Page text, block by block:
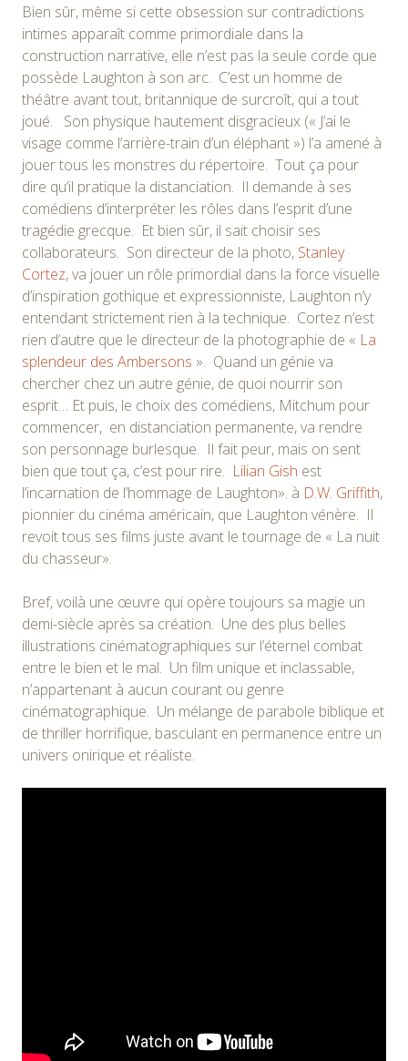
Bien sûr, même si cette obsession sur contradictions
intimes apparaît comme primordiale dans la
construction narrative, elle n’est pas la seule corde que
possède Laughton à son arc. C’est un homme de
théâtre avant tout, britannique de surcroît, qui a tout
joué. Son physique hautement disgracieux (« J’ai le
visage comme l’arrière-train d’un éléphant ») l’a amené à
jouer tous les monstres du répertoire. Tout ça pour
dire qu’il pratique la distanciation. Il demande à ses
comédiens d’interpréter les rôles dans l’esprit d’une
tragédie grecque. Et bien sûr, il sait choisir ses
collaborateurs. Son directeur de la photo, Stanley
Cortez, va jouer un rôle primordial dans la force visuelle
d’inspiration gothique et expressionniste, Laughton n’y
entendant strictement rien à la technique. Cortez n’est
rien d’autre que le directeur de la photographie de « La
splendeur des Ambersons ». Quand un génie va
chercher chez un autre génie, de quoi nourrir son
esprit… Et puis, le choix des comédiens, Mitchum pour
commencer, en distanciation permanente, va rendre
son personnage burlesque. Il fait peur, mais on sent
bien que tout ça, c’est pour rire. Lilian Gish est
l’incarnation de l’hommage de Laughton». à D.W. Griffith,
pionnier du cinéma américain, que Laughton vénère. Il
revoit tous ses films juste avant le tournage de « La nuit
du chasseur».
Bref, voilà une œuvre qui opère toujours sa magie un
demi-siècle après sa création. Une des plus belles
illustrations cinématographiques sur l’éternel combat
entre le bien et le mal. Un film unique et inclassable,
n’appartenant à aucun courant ou genre
cinématographique. Un mélange de parabole biblique et
de thriller horrifique, basculant en permanence entre un
univers onirique et réaliste.